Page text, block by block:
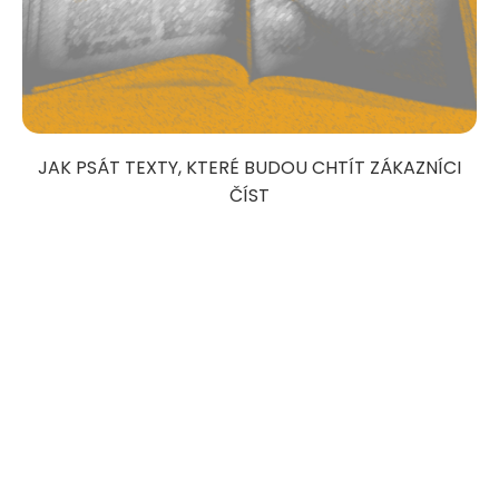
JAK PSÁT TEXTY, KTERÉ BUDOU CHTÍT ZÁKAZNÍCI
ČÍST